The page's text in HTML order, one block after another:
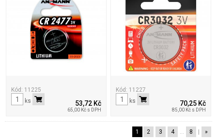
Kód: 11225
53,72 Kč
65,00 Kč s DPH
ks
Kód: 11227
70,25 Kč
85,00 Kč s DPH
ks
1 2 3 4 … 8 »